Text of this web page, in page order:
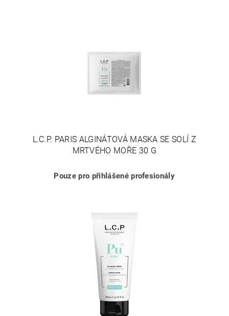
L.C.P. PARIS ALGINÁTOVÁ MASKA SE SOLÍ Z
MRTVÉHO MOŘE 30 G
Pouze pro přihlášené profesionály